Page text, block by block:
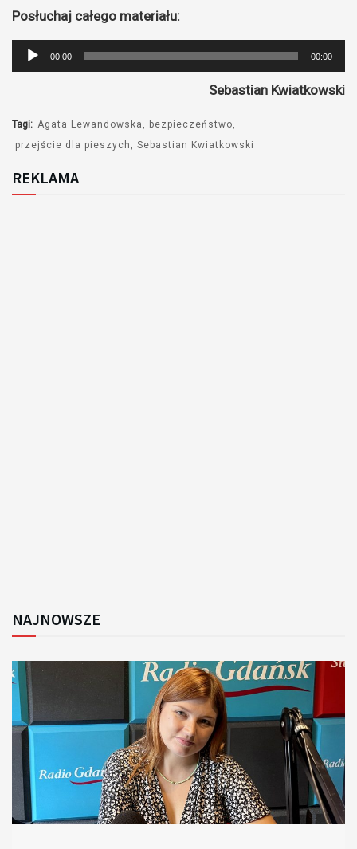
Posłuchaj całego materiału:
Odtwarzacz
plików
00:00 00:00
Sebastian Kwiatkowski
Tagi: Agata Lewandowska
bezpieczeństwo
przejście dla pieszych
Sebastian Kwiatkowski
REKLAMA
NAJNOWSZE